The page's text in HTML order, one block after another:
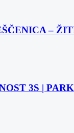
–
3S |